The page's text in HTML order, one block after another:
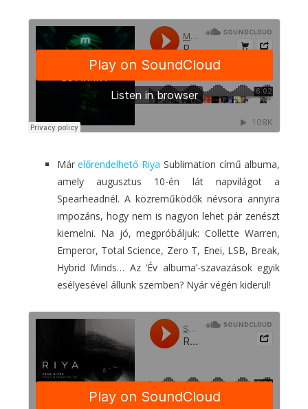
Márelőrendelhető Riya Sublimation című albuma,
amely augusztus 10-én lát napvilágot a
Spearheadnél. A közreműködők névsora annyira
impozáns, hogy nem is nagyon lehet pár zenészt
kiemelni. Na jó, megpróbáljuk: Collette Warren,
Emperor, Total Science, Zero T, Enei, LSB, Break,
Hybrid Minds… Az ‘Év albuma’-szavazások egyik
esélyesével állunk szemben? Nyár végén kiderül!